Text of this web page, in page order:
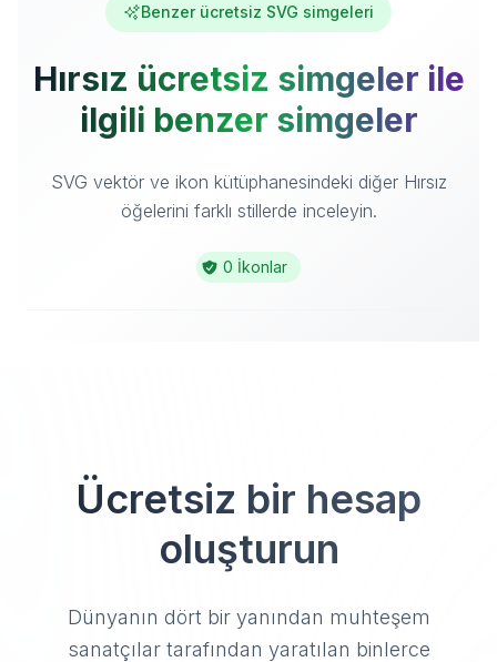
Benzer ücretsiz SVG simgeleri
Hırsız ücretsiz simgeler ile
ilgili benzer simgeler
SVG vektör ve ikon kütüphanesindeki diğer Hırsız
öğelerini farklı stillerde inceleyin.
0 İkonlar
Ücretsiz bir hesap
oluşturun
Dünyanın dört bir yanından muhteşem
sanatçılar tarafından yaratılan binlerce